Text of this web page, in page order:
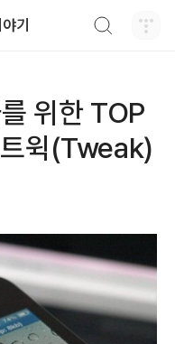
기
위한 TOP
윅(Tweak)